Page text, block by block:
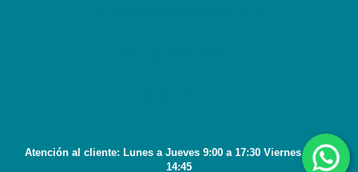
Atención al cliente: Lunes a Jueves 9:00 a 17:30 Viernes 8:45 a
14:45